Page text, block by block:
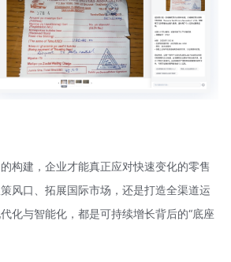
构建，企业才能真正应对快速变化的零售
风口、拓展国际市场，还是打造全渠道运
化与智能化，都是可持续增长背后的“底座